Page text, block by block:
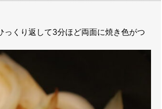
くり返して3分ほど両面に焼き色がつ